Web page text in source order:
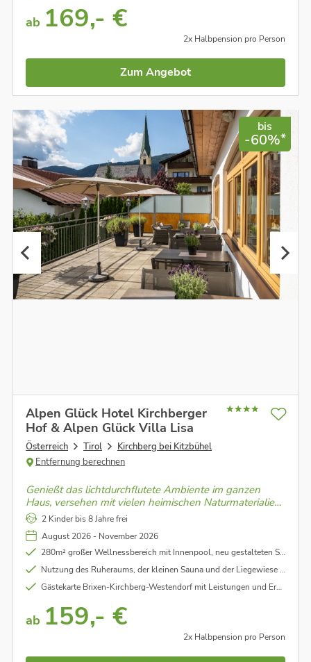
ab 169,- €
2x Halbpension pro Person
Zum Angebot
bis
-60%*
Alpen Glück Hotel Kirchberger
Hof & Alpen Glück Villa Lisa
Österreich Tirol
Kirchberg bei Kitzbühel
Entfernung berechnen
Genießt das lichtdurchflutete Ambiente im ganzen
Haus, versehen mit vielen heimischen Naturmaterialien
und plätschert im Glückspool um die Sorgen hinter
euch zu lassen. Einfach zum Wohlfühlen!
2 Kinder bis 8 Jahre frei
August 2026 - November 2026
280m² großer Wellnessbereich mit Innenpool, neu gestalteten Saunabereich, Erlebnisdusche uvm.
Nutzung des Ruheraums, der kleinen Sauna und der Liegewiese in der Villa Lisa
Gästekarte Brixen-Kirchberg-Westendorf mit Leistungen und Ermäßigungen
ab 159,- €
2x Halbpension pro Person